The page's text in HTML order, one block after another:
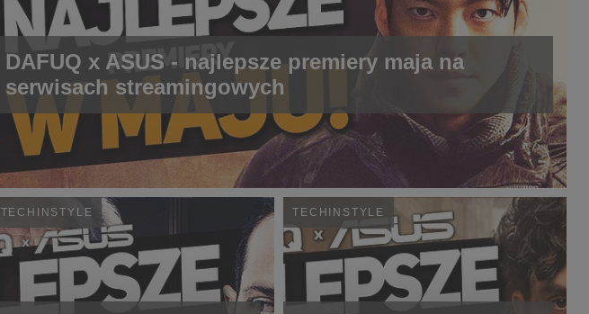
DAFUQ x ASUS - najlepsze premiery maja na
serwisach streamingowych
TECHINSTYLE TECHINSTYLE